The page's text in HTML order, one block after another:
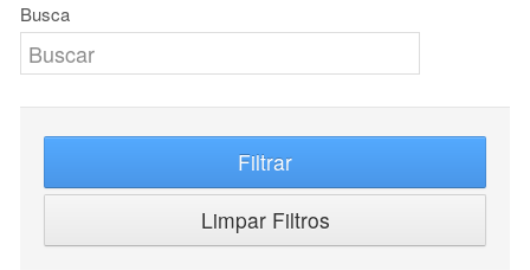
Busca
Filtrar
Limpar Filtros